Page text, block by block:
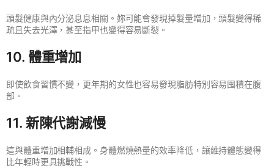
頭髮健康與內分泌息息相關。妳可能會發現掉髮量增加，頭髮變得稀
疏且失去光澤，甚至指甲也變得容易斷裂。
10. 體重增加
即使飲食習慣不變，更年期的女性也容易發現脂肪特別容易囤積在腹
部。
11. 新陳代謝減慢
這與體重增加相輔相成。身體燃燒熱量的效率降低，讓維持體態變得
比年輕時更具挑戰性。